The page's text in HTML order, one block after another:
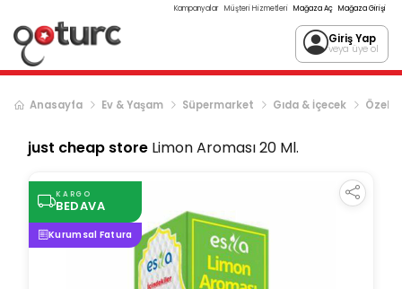
Kampanyalar Müşteri Hizmetleri Mağaza Aç Mağaza Girişi
Giriş Yap
veya üye ol
Anasayfa Ev & Yaşam Süpermarket Gıda & İçecek Özel
just cheap store Limon Aroması 20 Ml.
KARGO
BEDAVA
Kurumsal Fatura